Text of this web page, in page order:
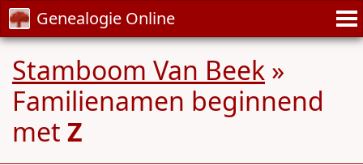
Genealogie Online
Stamboom Van Beek »
Familienamen beginnend
met Z